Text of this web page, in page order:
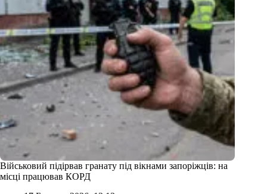
Військовий підірвав гранату під вікнами запоріжців: на
місці працював КОРД